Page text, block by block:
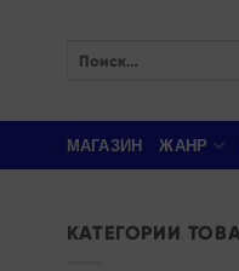
МАГАЗИН ЖАНР
КАТЕГОРИИ